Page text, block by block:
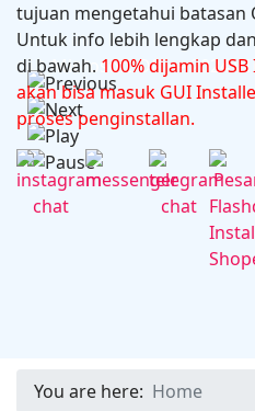
Microsoft Office 2024
tujuan mengetahui batasan
Untuk info lebih lengkap
di bawah. 100% dijamin
akan bisa masuk GUI
proses penginstallan.
You are here: Home